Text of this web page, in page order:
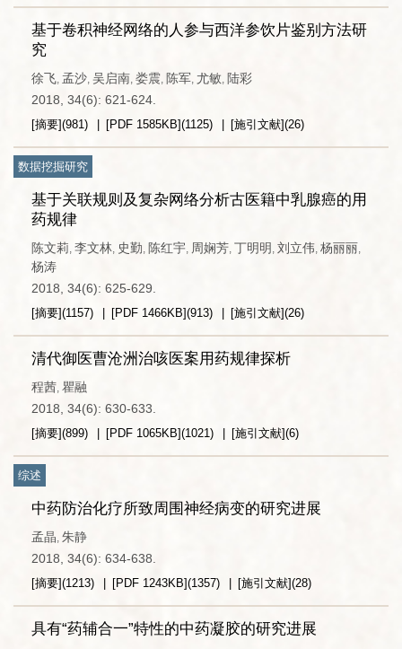
基于卷积神经网络的人参与西洋参饮片鉴别方法研
究
徐飞, 孟沙, 吴启南, 娄震, 陈军, 尤敏, 陆彩
2018, 34(6): 621-624.
[摘要](981) [PDF 1585KB](1125) [施引文献](26)
数据挖掘研究
基于关联规则及复杂网络分析古医籍中乳腺癌的用
药规律
陈文莉, 李文林, 史勤, 陈红宇, 周娴芳, 丁明明 , 刘立伟, 杨丽丽,
杨涛
2018, 34(6): 625-629.
[摘要](1157) [PDF 1466KB](913) [施引文献](26)
清代御医曹沧洲治咳医案用药规律探析
程茜, 瞿融
2018, 34(6): 630-633.
[摘要](899) [PDF 1065KB](1021) [施引文献](6)
综述
中药防治化疗所致周围神经病变的研究进展
孟晶, 朱静
2018, 34(6): 634-638.
[摘要](1213) [PDF 1243KB](1357) [施引文献](28)
具有“药辅合一”特性的中药凝胶的研究进展